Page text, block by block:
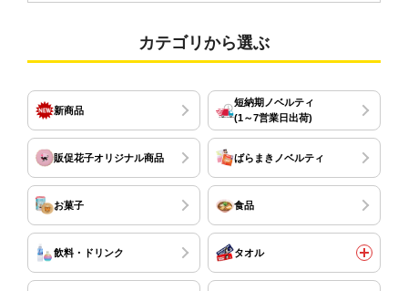
カテゴリから選ぶ
新商品
短納期ノベルティ
(1～7営業日出荷)
販促花子オリジナル商品 ばらまきノベルティ
お菓子 食品
飲料・ドリンク タオル